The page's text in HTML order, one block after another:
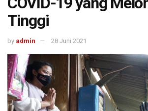
Tinggi
by admin 28 Juni 2021